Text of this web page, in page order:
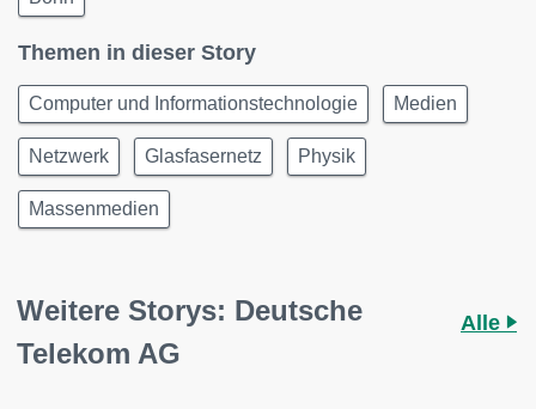
Themen in dieser Story
Computer und Informationstechnologie Medien
Netzwerk Glasfasernetz Physik
Massenmedien
Weitere Storys: Deutsche
Telekom AG
Alle